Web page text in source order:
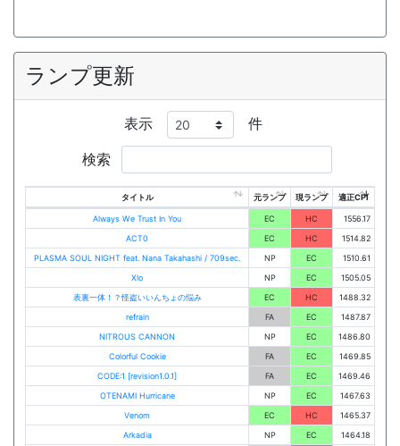
ランプ更新
表示 件
検索
タイトル 元ランプ 現ランプ 適正CPI
Always We Trust In You EC HC
1556.17
ACT0
EC HC
1514.82
PLASMA SOUL NIGHT feat. Nana Takahashi / 709sec.
NP EC
1510.61
Xlo
NP EC
1505.05
表裏一体！？怪盗いいんちょの悩み
EC HC
1488.32
refrain
FA EC
1487.87
NITROUS CANNON
NP EC
1486.80
Colorful Cookie
FA EC
1469.85
CODE:1 [revision1.0.1]
FA EC
1469.46
OTENAMI Hurricane
NP EC
1467.63
Venom
EC HC
1465.37
Arkadia
NP EC 1464.18